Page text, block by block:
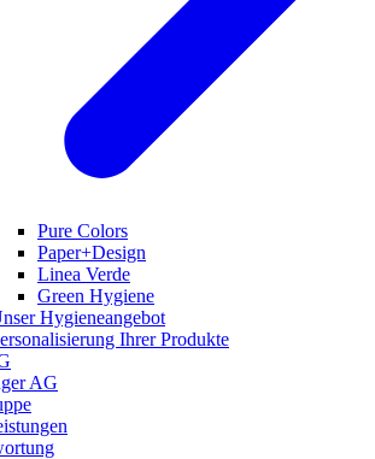
Pure Colors
Paper+Design
Linea Verde
Green Hygiene
Hygieneangebot
Ihrer Produkte
AG